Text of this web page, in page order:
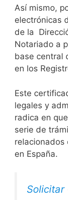
Así mismo,
electrónicas
de la
Notariado a
base central
en los
Este
legales y
radica en
serie de
relacionados
en España.